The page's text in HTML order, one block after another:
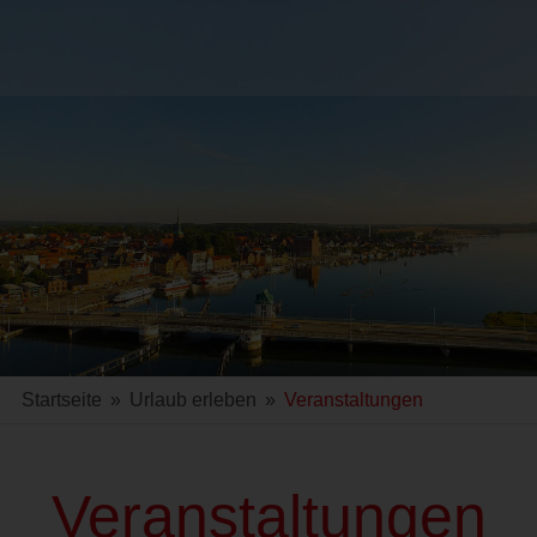
Startseite » Urlaub erleben » Veranstaltungen
Veranstaltungen